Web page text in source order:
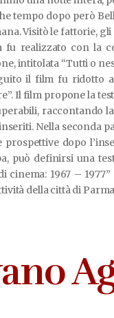
tempo dopo però
Visitò le fattorie,
realizzato con la
intitolata “Tutti o
il film fu ridotto a
Il film propone la
raccontando
Nella seconda
prospettive dopo
può definirsi una
1967 –
della città di